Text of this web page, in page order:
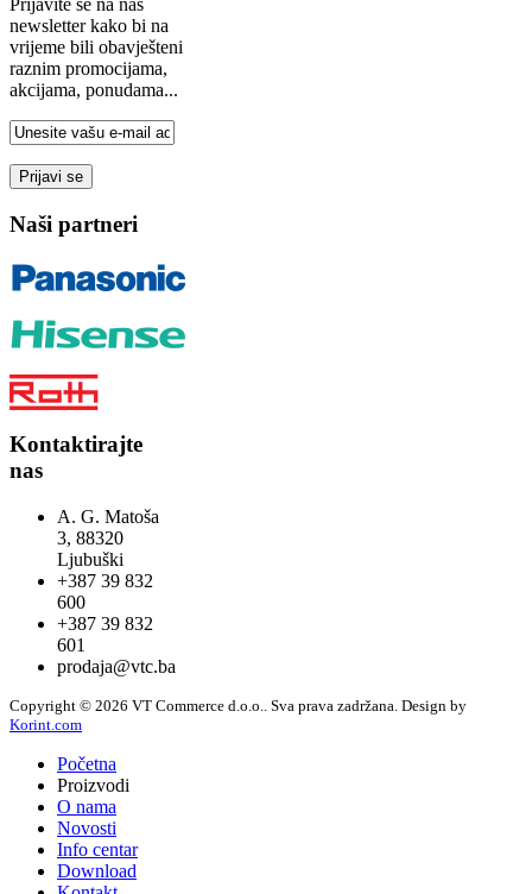
Prijavite se na naš
newsletter kako bi na
vrijeme bili obavješteni
raznim promocijama,
akcijama, ponudama...
Naši partneri
Kontaktirajte
nas
A. G. Matoša
3, 88320
Ljubuški
+387 39 832
600
+387 39 832
601
prodaja@vtc.ba
Copyright © 2026 VT Commerce d.o.o.. Sva prava zadržana. Design by
Korint.com
Početna
Proizvodi
O nama
Novosti
Info centar
Download